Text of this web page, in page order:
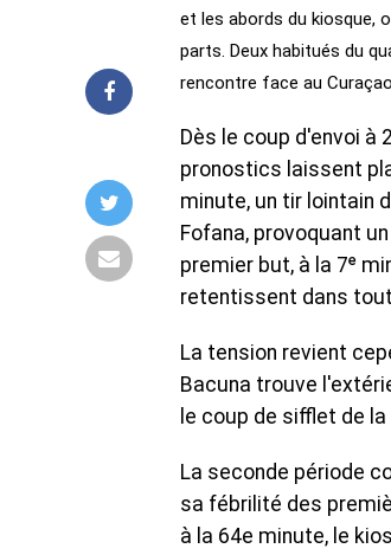
et les abords du kiosque,
parts. Deux habitués du
rencontre face au
Dès le coup d'envoi à
pronostics laissent
minute, un tir lointain
Fofana, provoquant
premier but, à la 7ᵉ
retentissent dans
La tension revient
Bacuna trouve
le coup de sifflet de
La seconde période
sa fébrilité des
à la 64e minute, le